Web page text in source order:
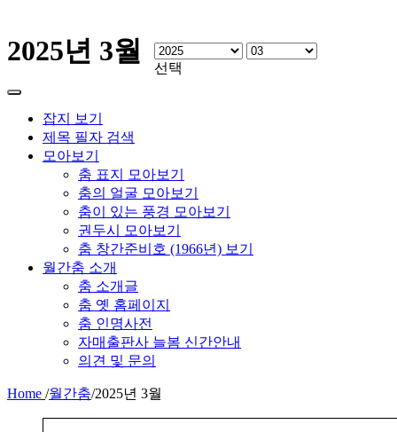
2025년 3월
선택
잡지 보기
제목 필자 검색
모아보기
춤 표지 모아보기
춤의 얼굴 모아보기
춤이 있는 풍경 모아보기
권두시 모아보기
춤 창간준비호 (1966년) 보기
월간춤 소개
춤 소개글
춤 옛 홈페이지
춤 인명사전
자매출판사 늘봄 신간안내
의견 및 문의
Home /월간춤/2025년 3월